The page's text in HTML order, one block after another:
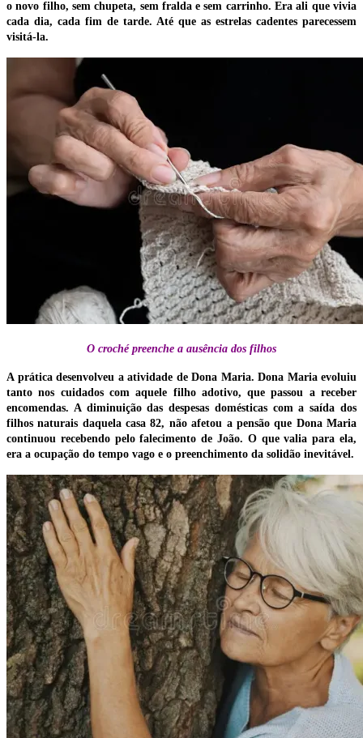
o novo filho, sem chupeta, sem fralda e sem carrinho. Era ali que vivia
cada dia, cada fim de tarde. Até que as estrelas cadentes parecessem
visitá-la.
O croché preenche a ausência dos filhos
A prática desenvolveu a atividade de Dona Maria. Dona Maria evoluiu
tanto nos cuidados com aquele filho adotivo, que passou a receber
encomendas. A diminuição das despesas domésticas com a saída dos
filhos naturais daquela casa 82, não afetou a pensão que Dona Maria
continuou recebendo pelo falecimento de João. O que valia para ela,
era a ocupação do tempo vago e o preenchimento da solidão inevitável.